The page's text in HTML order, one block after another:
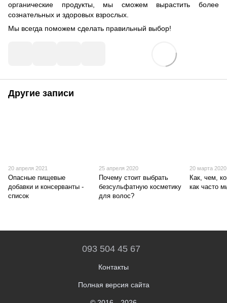
органические продукты, мы сможем вырастить более
сознательных и здоровых взрослых.
Мы всегда поможем сделать правильный выбор!
Другие записи
20 апреля 2021
Опасные пищевые
добавки и консерванты -
список
25 апреля 2020
Почему стоит выбрать
безсульфатную косметику
для волос?
20 марта 2020
Как, чем,
как часто
093 504 45 67
Контакты
Полная версия сайта